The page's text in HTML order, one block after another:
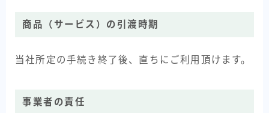
商品（サービス）の引渡時期
当社所定の手続き終了後、直ちにご利用頂けます。
事業者の責任